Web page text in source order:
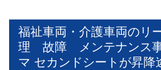
福祉車両・介護車両の
理 故障 メンテナンス
マ セカンドシートが昇降